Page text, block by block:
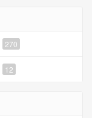
270
12